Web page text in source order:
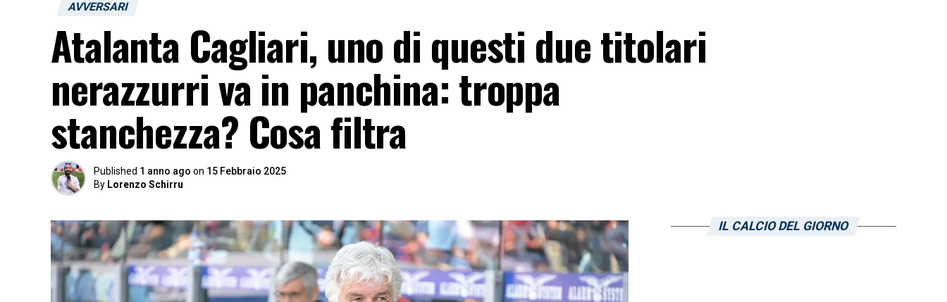
AVVERSARI
Atalanta Cagliari, uno di questi due titolari
nerazzurri va in panchina: troppa
stanchezza? Cosa filtra
Published 1 anno ago on 15 Febbraio 2025
By Lorenzo Schirru
IL CALCIO DEL GIORNO